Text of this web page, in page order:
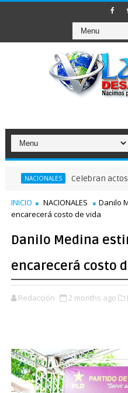
Celebran actos para
INICIO NACIONALES
Danilo
encarecerá costo de vida
Danilo Medina
encarecerá costo
Redacción 2 months ago